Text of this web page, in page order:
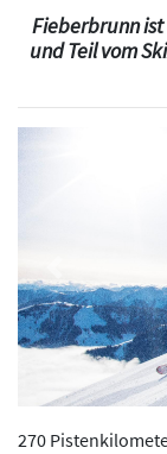
Fieberbrunn ist
und Teil vom
Previous
270